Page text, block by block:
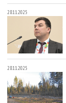
28.11.2025
28.11.2025